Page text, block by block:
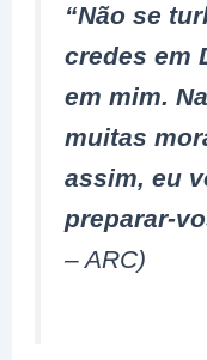
“Não se
credes em
em mim.
muitas
assim, eu
preparar-
– ARC)